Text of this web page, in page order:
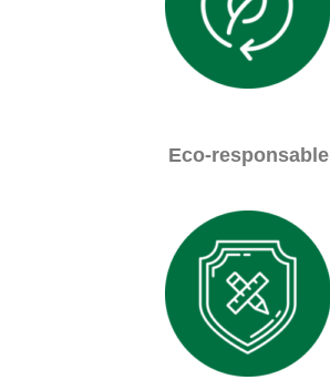
Eco-responsable